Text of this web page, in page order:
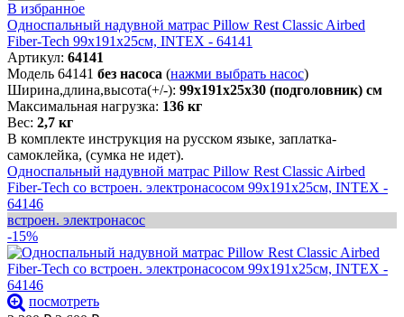
В избранное
Односпальный надувной матрас Pillow Rest Classic Airbed
Fiber-Tech 99х191х25см, INTEX - 64141
Артикул: 64141
Модель 64141 без насоса (нажми выбрать насос)
Ширина,длина,высота(+/-): 99х191х25х30 (подголовник) см
Максимальная нагрузка: 136 кг
Вес: 2,7 кг
В комплекте инструкция на русском языке, заплатка-
самоклейка, (сумка не идет).
Односпальный надувной матрас Pillow Rest Classic Airbed
Fiber-Tech со встроен. электронасосом 99х191х25см, INTEX -
64146
встроен. электронасос
-15%
посмотреть